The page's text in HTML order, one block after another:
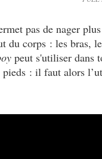
pas de nager
du corps : les bras,
peut s'utiliser dans
pieds : il faut alors